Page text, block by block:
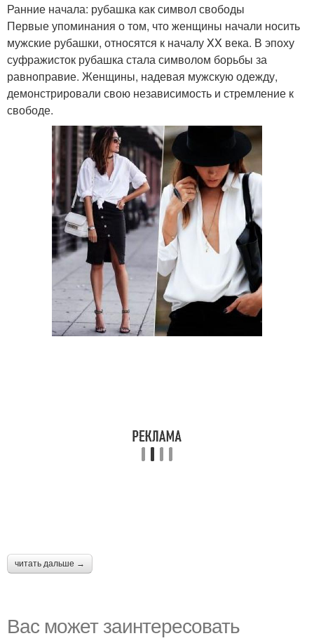
Ранние начала: рубашка как символ свободы
Первые упоминания о том, что женщины начали носить
мужские рубашки, относятся к началу XX века. В эпоху
суфражисток рубашка стала символом борьбы за
равноправие. Женщины, надевая мужскую одежду,
демонстрировали свою независимость и стремление к
свободе.
читать дальше →
Вас может заинтересовать